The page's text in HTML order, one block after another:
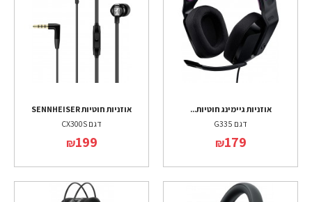
אוזניות גיימינג חוטיות...
דגם G335
₪179
אוזניות חוטיות SENNHEISER
דגם CX300S
₪199